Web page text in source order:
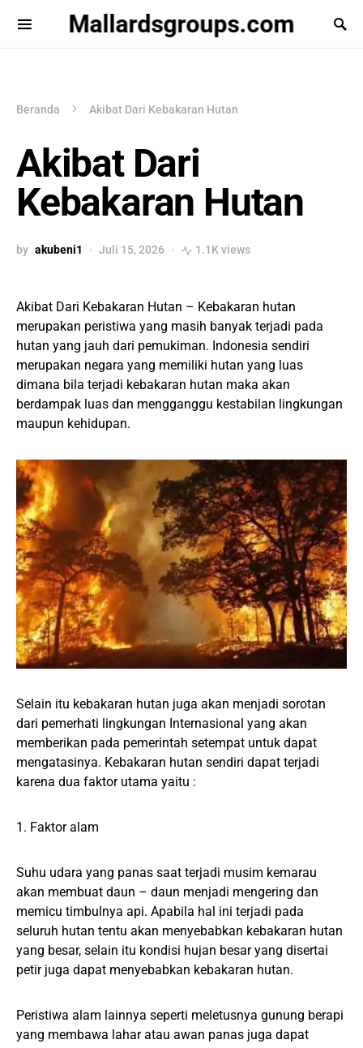
Mallardsgroups.com
Beranda Akibat Dari Kebakaran Hutan
Akibat Dari
Kebakaran Hutan
by akubeni1 Juli 15, 2026 1.1K views
Akibat Dari Kebakaran Hutan – Kebakaran hutan
merupakan peristiwa yang masih banyak terjadi pada
hutan yang jauh dari pemukiman. Indonesia sendiri
merupakan negara yang memiliki hutan yang luas
dimana bila terjadi kebakaran hutan maka akan
berdampak luas dan mengganggu kestabilan lingkungan
maupun kehidupan.
Selain itu kebakaran hutan juga akan menjadi sorotan
dari pemerhati lingkungan Internasional yang akan
memberikan pada pemerintah setempat untuk dapat
mengatasinya. Kebakaran hutan sendiri dapat terjadi
karena dua faktor utama yaitu :
1. Faktor alam
Suhu udara yang panas saat terjadi musim kemarau
akan membuat daun – daun menjadi mengering dan
memicu timbulnya api. Apabila hal ini terjadi pada
seluruh hutan tentu akan menyebabkan kebakaran hutan
yang besar, selain itu kondisi hujan besar yang disertai
petir juga dapat menyebabkan kebakaran hutan.
Peristiwa alam lainnya seperti meletusnya gunung berapi
yang membawa lahar atau awan panas juga dapat